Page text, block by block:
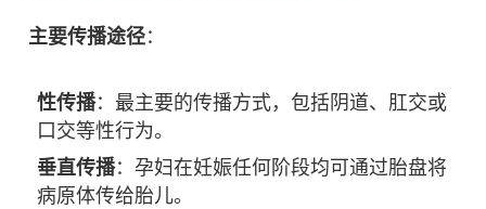
主要传播途径：
性传播：最主要的传播方式，包括阴道、肛交或
口交等性行为。
垂直传播：孕妇在妊娠任何阶段均可通过胎盘将
病原体传给胎儿。